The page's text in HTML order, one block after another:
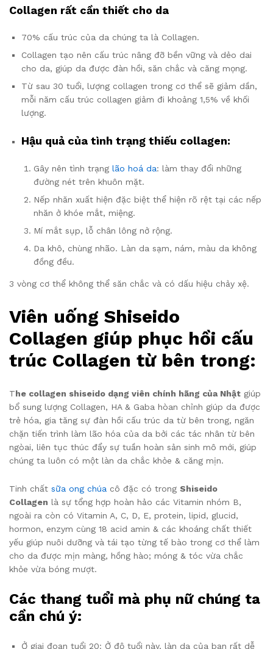
Collagen rất cần thiết cho da
70% cấu trúc của da chúng ta là Collagen.
Collagen tạo nên cấu trúc nâng đỡ bền vững và dẻo dai
cho da, giúp da được đàn hồi, săn chắc và căng mọng.
Từ sau 30 tuổi, lượng collagen trong cơ thể sẽ giảm dần,
mỗi năm cấu trúc collagen giảm đi khoảng 1,5% về khối
lượng.
Hậu quả của tình trạng thiếu collagen:
Gây nên tình trạng lão hoá da: làm thay đổi những
đường nét trên khuôn mặt.
Nếp nhăn xuất hiện đặc biệt thể hiện rõ rệt tại các nếp
nhăn ở khóe mắt, miệng.
Mí mắt sụp, lỗ chân lông nở rộng.
Da khô, chùng nhão. Làn da sạm, nám, màu da không
đồng đều.
3 vòng cơ thể không thể săn chắc và có dấu hiệu chảy xệ.
Viên uống Shiseido
Collagen giúp phục hồi cấu
trúc Collagen từ bên trong:
The collagen shiseido dạng viên chính hãng của Nhật giúp
bổ sung lượng Collagen, HA & Gaba hòan chỉnh giúp da được
trẻ hóa, gia tăng sự đàn hồi cấu trúc da từ bên trong, ngăn
chặn tiến trình làm lão hóa của da bởi các tác nhân từ bên
ngòai, liên tục thúc đẩy sự tuần hoàn sản sinh mô mới, giúp
chúng ta luôn có một làn da chắc khỏe & căng mịn.
Tinh chất sữa ong chúa cô đặc có trong Shiseido
Collagen là sự tổng hợp hoàn hảo các Vitamin nhóm B,
ngoài ra còn có Vitamin A, C, D, E, protein, lipid, glucid,
hormon, enzym cùng 18 acid amin & các khoáng chất thiết
yếu giúp nuôi dưỡng và tái tạo từng tế bào trong cơ thể làm
cho da được mịn màng, hồng hào; móng & tóc vừa chắc
khỏe vừa bóng mượt.
Các thang tuổi mà phụ nữ chúng ta
cần chú ý:
Ở giai đoạn tuổi 20: Ở độ tuổi này, làn da của bạn rất dễ